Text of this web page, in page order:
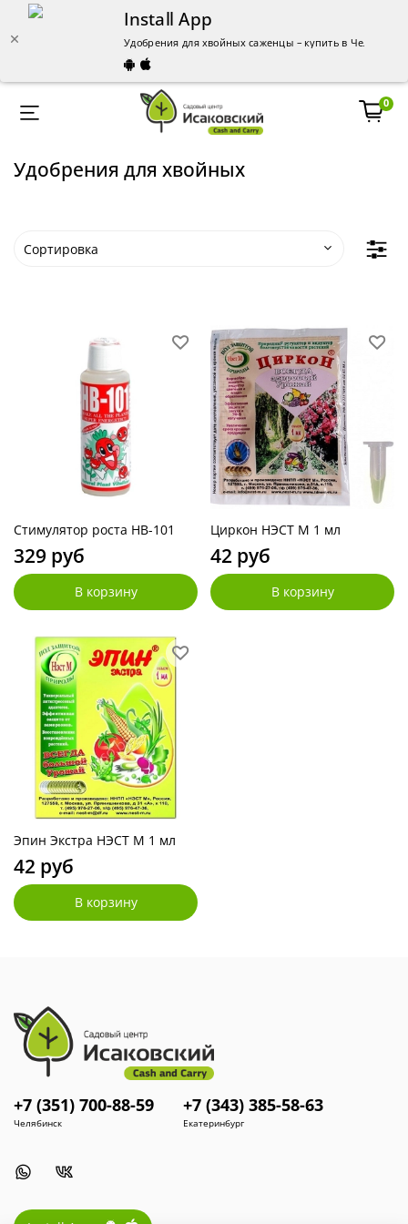
Install App
Удобрения для хвойных саженцы – купить в
0
Удобрения для хвойных
Стимулятор роста НВ-101
329 руб
В корзину
Циркон НЭСТ М 1 мл
42 руб
В корзину
Эпин Экстра НЭСТ М 1 мл
42 руб
В корзину
+7 (351) 700-88-59
Челябинск
+7 (343) 385-58-63
Екатеринбург